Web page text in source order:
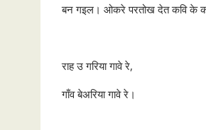
बन गइल। ओकरे परतोख देत कवि के
राह उ गरिया गावे रे,
गाँव बेअरिया गावे रे।